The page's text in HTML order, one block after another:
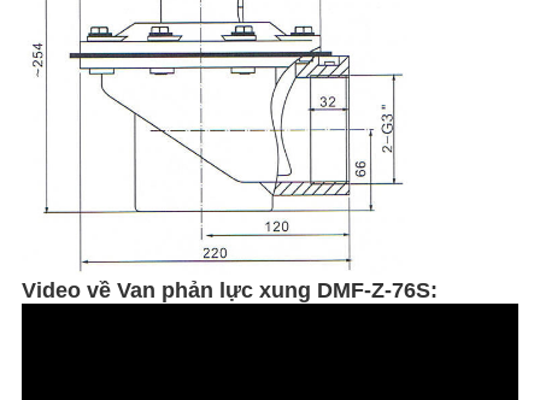
Video về Van phản lực xung DMF-Z-76S: